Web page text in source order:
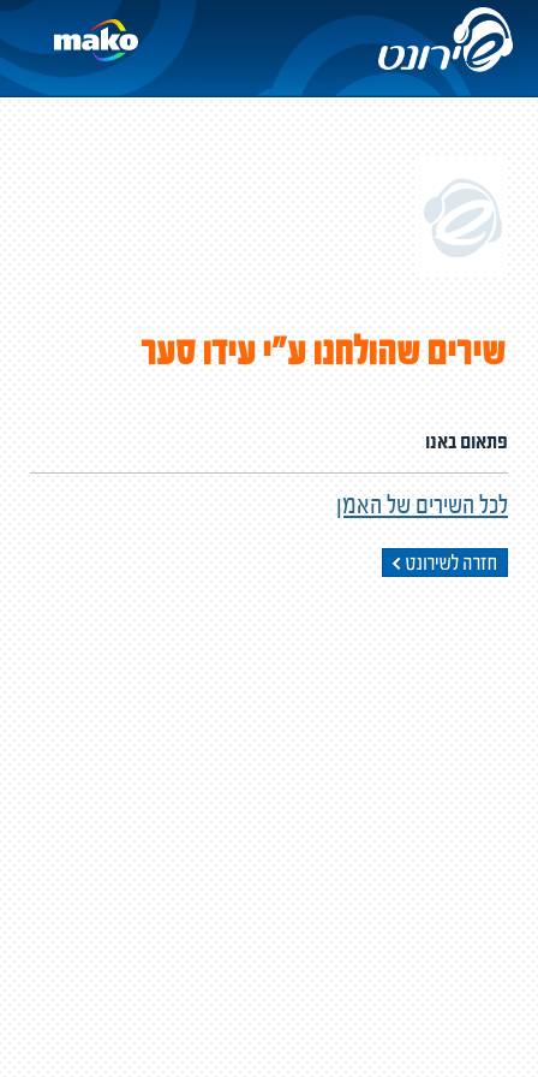
שירים שהולחנו ע"י עידו סער
פתאום באנו
לכל השירים של האמן